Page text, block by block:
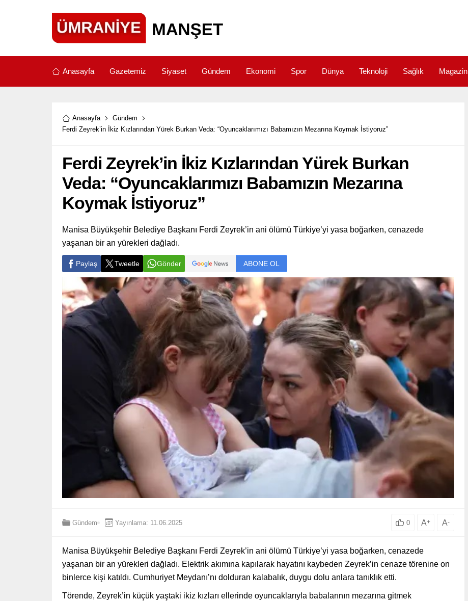
Anasayfa Gazetemiz Siyaset Gündem Ekonomi Spor Dünya Teknoloji Sağlık Magazin
Anasayfa
Gündem
Ferdi Zeyrek’in İkiz Kızlarından Yürek Burkan Veda: “Oyuncaklarımızı Babamızın Mezarına Koymak İstiyoruz”
Ferdi Zeyrek’in İkiz Kızlarından Yürek Burkan
Veda: “Oyuncaklarımızı Babamızın Mezarına
Koymak İstiyoruz”
Manisa Büyükşehir Belediye Başkanı Ferdi Zeyrek’in ani ölümü Türkiye’yi yasa boğarken, cenazede
yaşanan bir an yürekleri dağladı.
Paylaş Tweetle Gönder ABONE OL
Gündem Yayınlama: 11.06.2025 0 A+ A-
Manisa Büyükşehir Belediye Başkanı Ferdi Zeyrek’in ani ölümü Türkiye’yi yasa boğarken, cenazede
yaşanan bir an yürekleri dağladı. Elektrik akımına kapılarak hayatını kaybeden Zeyrek’in cenaze törenine on
binlerce kişi katıldı. Cumhuriyet Meydanı’nı dolduran kalabalık, duygu dolu anlara tanıklık etti.
Törende, Zeyrek’in küçük yaştaki ikiz kızları ellerinde oyuncaklarıyla babalarının mezarına gitmek